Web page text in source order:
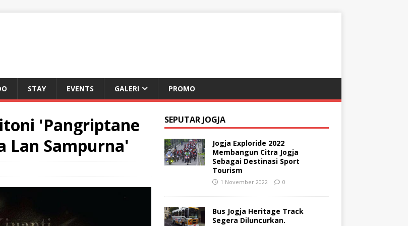
STAY EVENTS GALERI PROMO
'Pangriptane
Lan Sampurna'
SEPUTAR JOGJA
Jogja Exploride 2022
Membangun Citra Jogja
Sebagai Destinasi Sport
Tourism
1 November 2022 0
Bus Jogja Heritage Track
Segera Diluncurkan.